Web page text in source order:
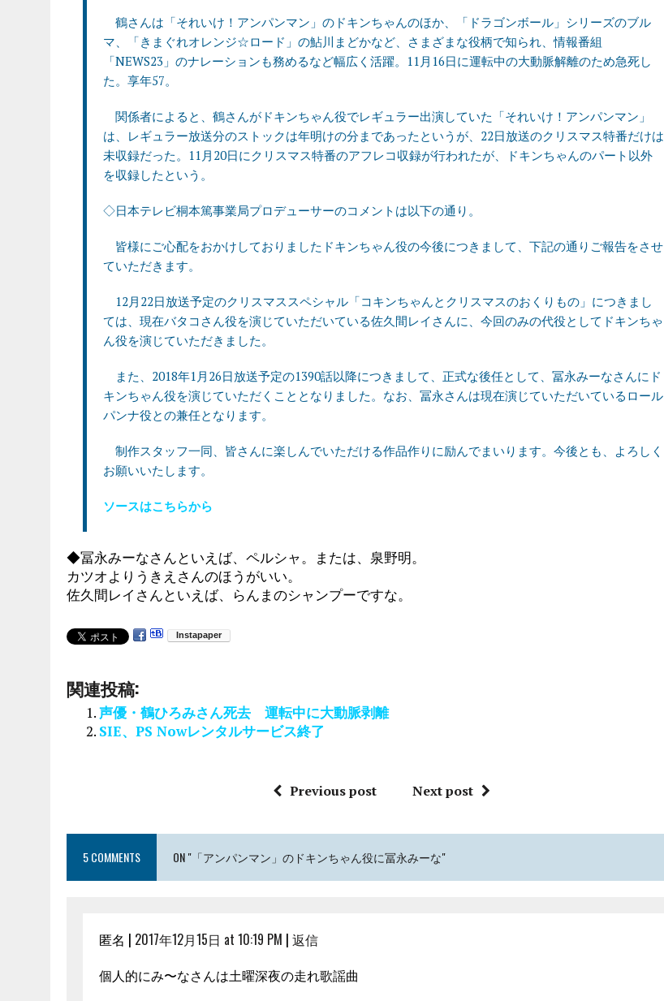
鶴さんは「それいけ！アンパンマン」のドキンちゃんのほか、「ドラゴンボール」シリーズのブル
マ、「きまぐれオレンジ☆ロード」の鮎川まどかなど、さまざまな役柄で知られ、情報番組
「NEWS23」のナレーションも務めるなど幅広く活躍。11月16日に運転中の大動脈解離のため急死し
た。享年57。
関係者によると、鶴さんがドキンちゃん役でレギュラー出演していた「それいけ！アンパンマン」
は、レギュラー放送分のストックは年明けの分まであったというが、22日放送のクリスマス特番だけは
未収録だった。11月20日にクリスマス特番のアフレコ収録が行われたが、ドキンちゃんのパート以外
を収録したという。
◇日本テレビ桐本篤事業局プロデューサーのコメントは以下の通り。
皆様にご心配をおかけしておりましたドキンちゃん役の今後につきまして、下記の通りご報告をさせ
ていただきます。
12月22日放送予定のクリスマススペシャル「コキンちゃんとクリスマスのおくりもの」につきまし
ては、現在バタコさん役を演じていただいている佐久間レイさんに、今回のみの代役としてドキンちゃ
ん役を演じていただきました。
また、2018年1月26日放送予定の1390話以降につきまして、正式な後任として、冨永みーなさんにド
キンちゃん役を演じていただくこととなりました。なお、冨永さんは現在演じていただいているロール
パンナ役との兼任となります。
制作スタッフ一同、皆さんに楽しんでいただける作品作りに励んでまいります。今後とも、よろしく
お願いいたします。
ソースはこちらから
◆冨永みーなさんといえば、ペルシャ。または、泉野明。
カツオよりうきえさんのほうがいい。
佐久間レイさんといえば、らんまのシャンプーですな。
関連投稿:
声優・鶴ひろみさん死去 運転中に大動脈剥離
SIE、PS Nowレンタルサービス終了
Previous post Next post
5 COMMENTS ON "「アンパンマン」のドキンちゃん役に冨永みーな"
匿名 | 2017年12月15日 at 10:19 PM | 返信
個人的にみ〜なさんは土曜深夜の走れ歌謡曲